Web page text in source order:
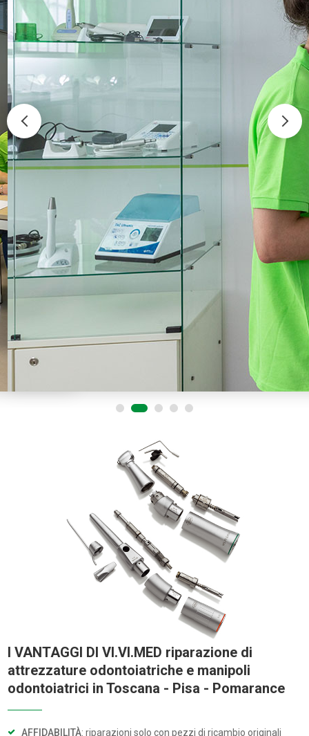
I VANTAGGI DI VI.VI.MED riparazione di
attrezzature odontoiatriche e manipoli
odontoiatrici in Toscana - Pisa - Pomarance
AFFIDABILITÀ: riparazioni solo con pezzi di ricambio originali